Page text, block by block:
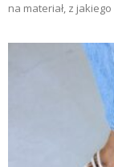
na materiał, z